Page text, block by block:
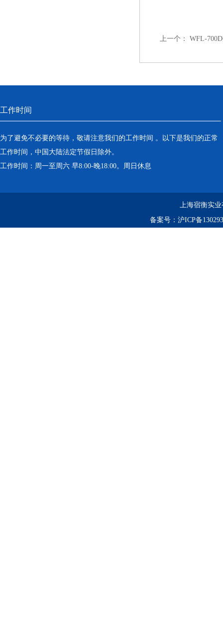
上一个： WFL-
工作时间
为了避免不必要的等待，敬请注意我们的工作时间 。以下是我们的正常
工作时间，中国大陆法定节假日除外。
工作时间：周一至周六 早8:00-晚18:00。周日休息
上海宿衡实
备案号： 沪ICP备